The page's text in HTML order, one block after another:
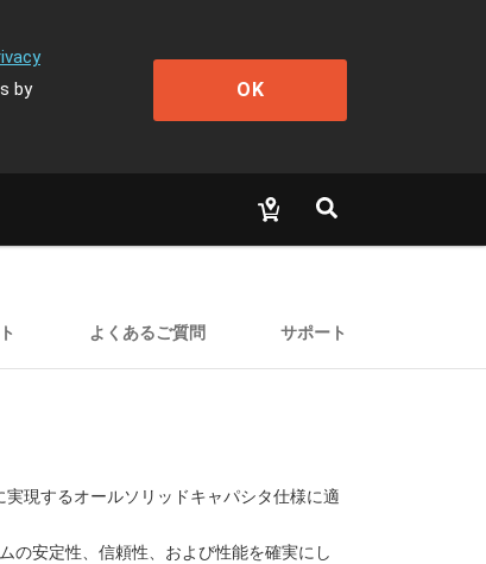
by
OK
よくあるご質問 サポート
現するオールソリッドキャパシタ仕様に適
の安定性、信頼性、および性能を確実にし